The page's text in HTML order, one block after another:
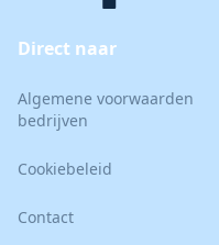
Direct naar
Algemene voorwaarden
bedrijven
Cookiebeleid
Contact